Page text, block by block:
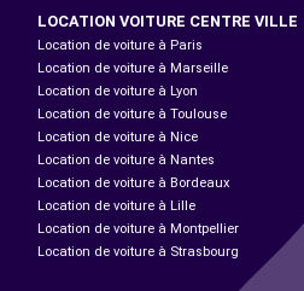
LOCATION VOITURE CENTRE VILLE
Location de voiture à Paris
Location de voiture à Marseille
Location de voiture à Lyon
Location de voiture à Toulouse
Location de voiture à Nice
Location de voiture à Nantes
Location de voiture à Bordeaux
Location de voiture à Lille
Location de voiture à Montpellier
Location de voiture à Strasbourg